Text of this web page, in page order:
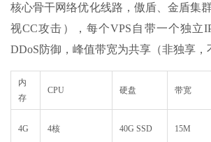
核心骨干网络优化线路，傲盾、金盾集
视CC攻击），每个VPS自带一个独立
DDoS防御，峰值带宽为共享（非独享，
内
存
CPU 硬盘 带宽
4G 4核 40G SSD 15M